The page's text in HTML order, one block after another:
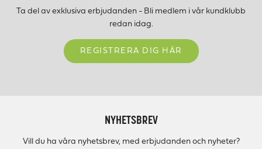
Ta del av exklusiva erbjudanden - Bli medlem i vår kundklubb
redan idag.
REGISTRERA DIG HÄR
NYHETSBREV
Vill du ha våra nyhetsbrev, med erbjudanden och nyheter?